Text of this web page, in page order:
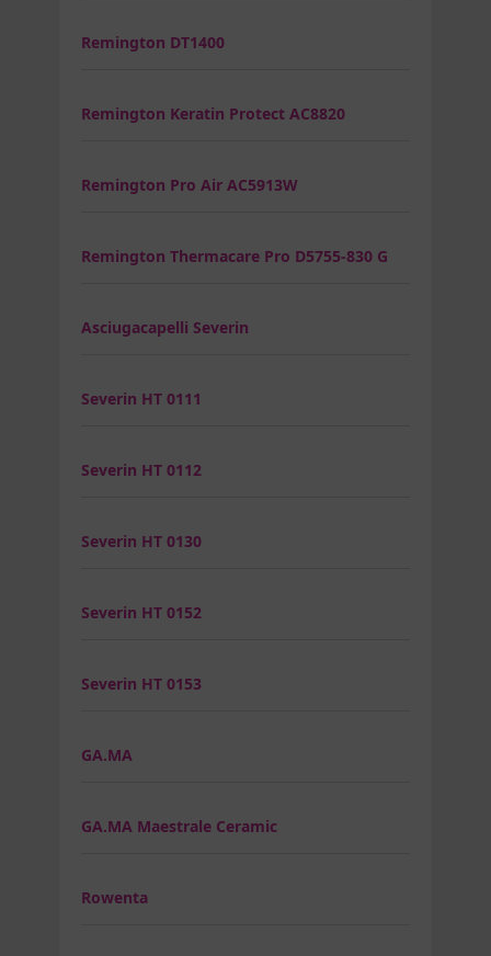
Remington DT1400
Remington Keratin Protect AC8820
Remington Pro Air AC5913W
Remington Thermacare Pro D5755-830 G
Asciugacapelli Severin
Severin HT 0111
Severin HT 0112
Severin HT 0130
Severin HT 0152
Severin HT 0153
GA.MA
GA.MA Maestrale Ceramic
Rowenta